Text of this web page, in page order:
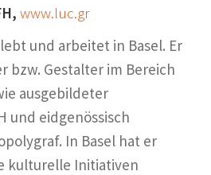
www.luc.gr
lebt und arbeitet in Basel. Er
bzw. Gestalter im Bereich
ausgebildeter
und eidgenössisch
In Basel hat er
kulturelle Initiativen